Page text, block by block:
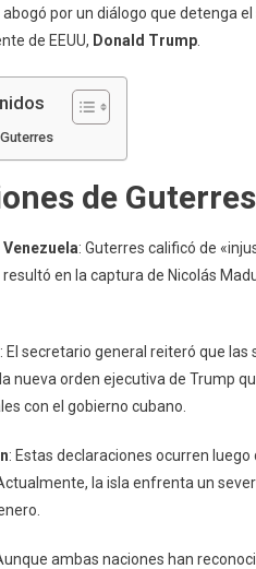
abogó por un diálogo que detenga
de EEUU, Donald Trump
de Guterres
: Guterres calificó de
en la captura de Nicolás
: El secretario general reiteró que
nueva orden ejecutiva de Trump
con el gobierno cubano.
: Estas declaraciones ocurren
la isla enfrenta un
ambas naciones han